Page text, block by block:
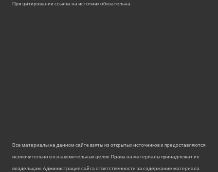
При цитировании ссылка на источник обязательна.
Все материалы на данном сайте взяты из открытых источников и предоставляются
исключительно в ознакомительных целях. Права на материалы принадлежат их
владельцам. Администрация сайта ответственности за содержание материала